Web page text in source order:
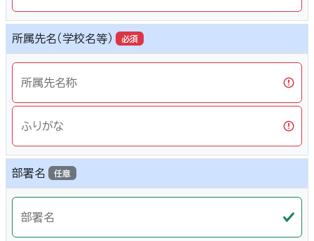
所属先名（学校名等） 必須
所属先名称
ふりがな
部署名 任意
部署名